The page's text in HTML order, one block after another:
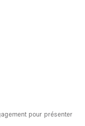
pour présenter